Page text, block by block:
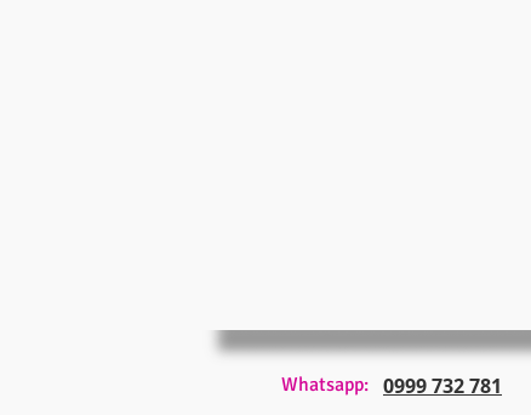
Whatsapp: 0999 732 781